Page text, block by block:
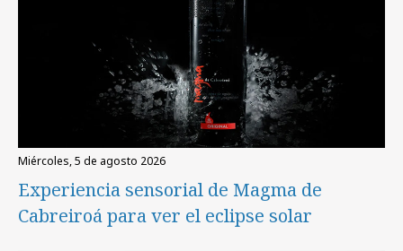
miércoles, 5 de agosto 2026
Experiencia sensorial de Magma de
Cabreiroá para ver el eclipse solar